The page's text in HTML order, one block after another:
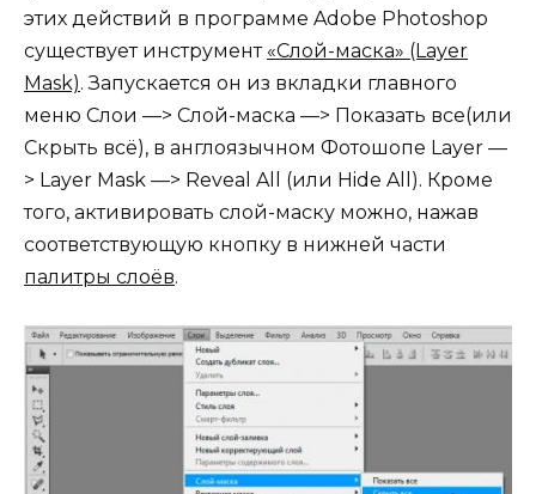
этих действий в программе Adobe Photoshop
существует инструмент «Слой-маска» (Layer
Mask). Запускается он из вкладки главного
меню Слои —> Слой-маска —> Показать все(или
Скрыть всё), в англоязычном Фотошопе Layer —
> Layer Mask —> Reveal All (или Hide All). Кроме
того, активировать слой-маску можно, нажав
соответствующую кнопку в нижней части
палитры слоёв.